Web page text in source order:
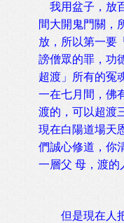
我用盆子，放
間大開鬼門關，
放，所以第一要
謗僧眾的罪，功
超渡」所有的冤
一在七月間，佛
渡的，可以超渡
現在白陽道場天
們誠心修道，你
一層父 母，渡的
但是現在人把